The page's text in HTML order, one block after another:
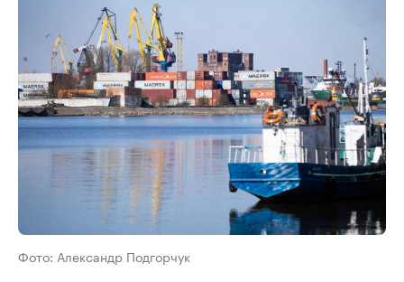
Фото: Александр Подгорчук